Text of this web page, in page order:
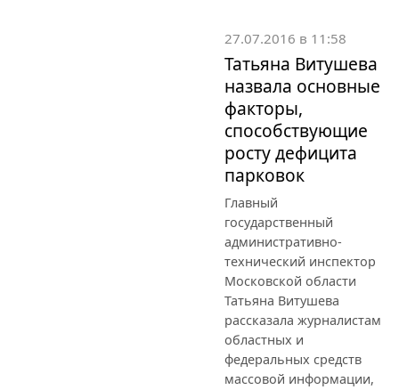
27.07.2016 в 11:58
Татьяна Витушева
назвала основные
факторы,
способствующие
росту дефицита
парковок
Главный
государственный
административно-
технический инспектор
Московской области
Татьяна Витушева
рассказала журналистам
областных и
федеральных средств
массовой информации,